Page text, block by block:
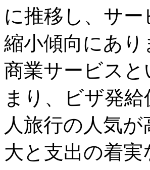
に推移し、サ
縮小傾向にあ
商業サービス
まり、ビザ発
人旅行の人気
大と支出の着